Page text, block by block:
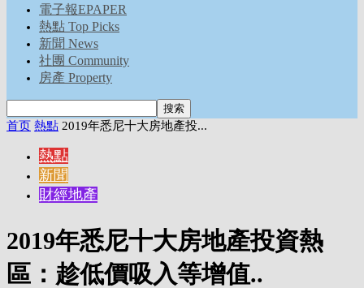
電子報EPAPER
熱點 Top Picks
新聞 News
社團 Community
房產 Property
首页 熱點 2019年悉尼十大房地產投...
熱點
新聞
財經地產
2019年悉尼十大房地產投資熱
區：趁低價吸入等增值..